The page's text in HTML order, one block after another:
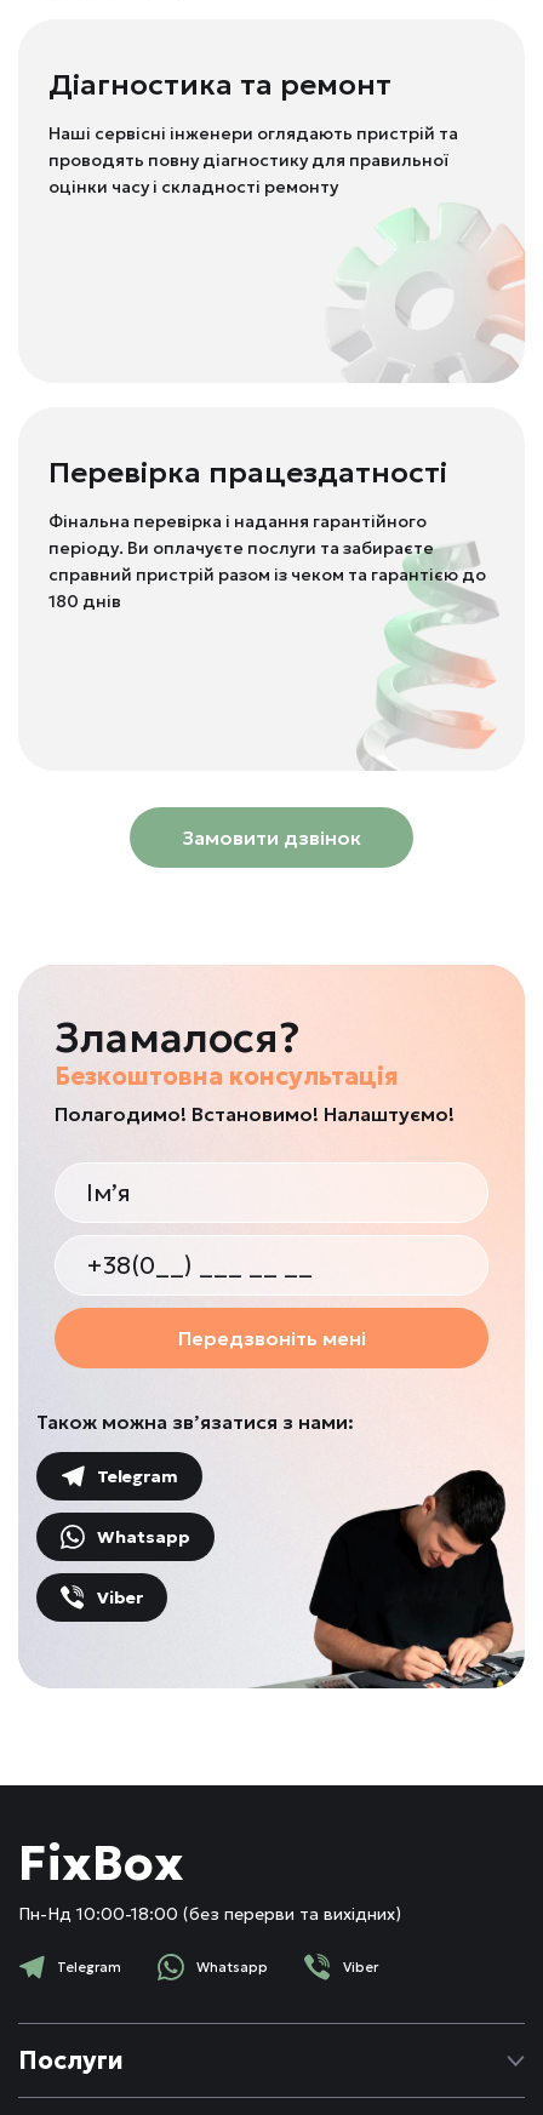
Діагностика та ремонт
Наші сервісні інженери оглядають пристрій та
проводять повну діагностику для правильної
оцінки часу і складності ремонту
Перевірка працездатності
Фінальна перевірка і надання гарантійного
періоду. Ви оплачуєте послуги та забираєте
справний пристрій разом із чеком та гарантією до
180 днів
Замовити дзвінок
Зламалося?
Безкоштовна консультація
Полагодимо! Встановимо! Налаштуємо!
Передзвоніть мені
Також можна зв’язатися з нами:
Telegram
Whatsapp
Viber
FixBox
Пн-Нд 10:00-18:00 (без перерви та вихідних)
Telegram Whatsapp Viber
Послуги